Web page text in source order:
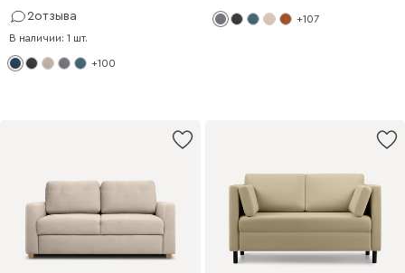
2отзыва
В наличии: 1 шт.
+100
+107